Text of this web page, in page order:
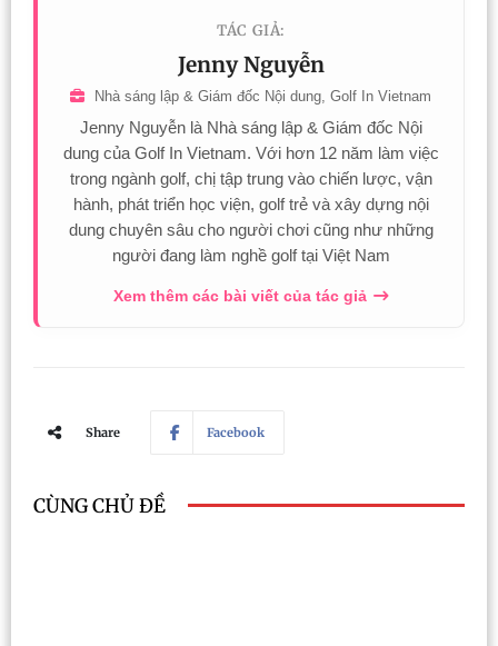
TÁC GIẢ:
Jenny Nguyễn
Nhà sáng lập & Giám đốc Nội dung, Golf In Vietnam
Jenny Nguyễn là Nhà sáng lập & Giám đốc Nội
dung của Golf In Vietnam. Với hơn 12 năm làm việc
trong ngành golf, chị tập trung vào chiến lược, vận
hành, phát triển học viện, golf trẻ và xây dựng nội
dung chuyên sâu cho người chơi cũng như những
người đang làm nghề golf tại Việt Nam
Xem thêm các bài viết của tác giả
Share Facebook
CÙNG CHỦ ĐỀ